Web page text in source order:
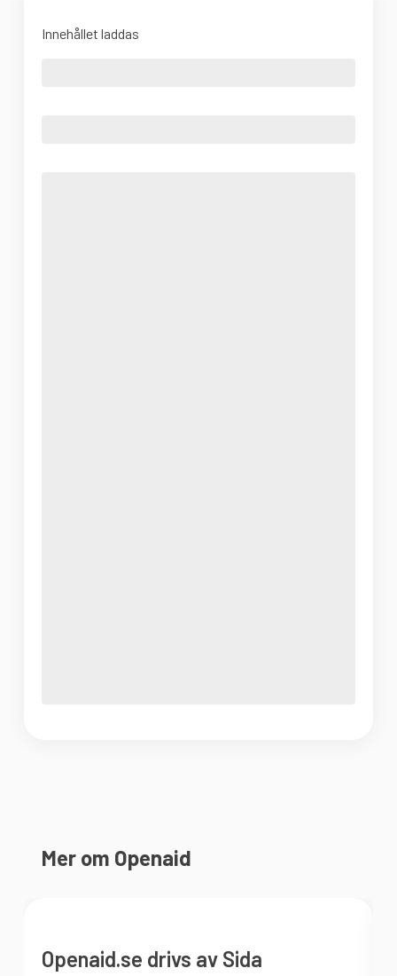
Innehållet laddas
Mer om Openaid
Openaid.se drivs av Sida